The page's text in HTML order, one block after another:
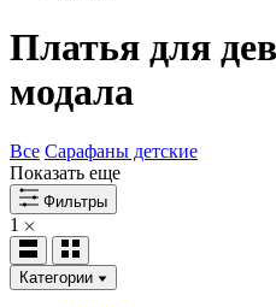
Платья для
модала
Все Сарафаны детские
Показать еще
Фильтры
1
Категории